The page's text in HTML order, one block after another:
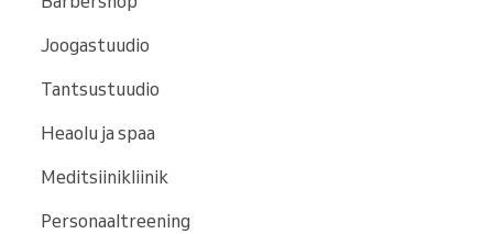
Joogastuudio
Tantsustuudio
Heaolu ja spaa
Meditsiinikliinik
Personaaltreening